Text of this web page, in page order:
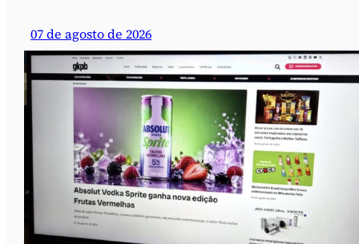
07 de agosto de 2026